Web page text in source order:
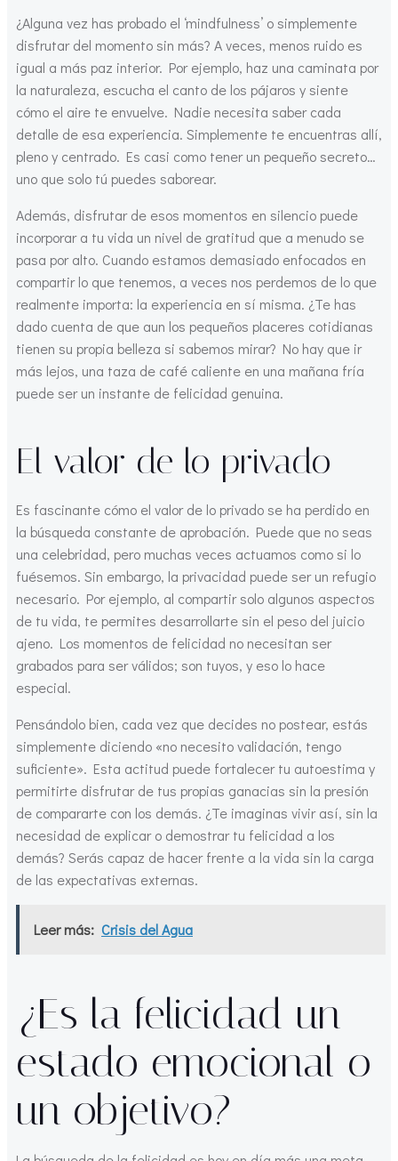
¿Alguna vez has probado el ‘mindfulness’ o simplemente
disfrutar del momento sin más? A veces, menos ruido es
igual a más paz interior. Por ejemplo, haz una caminata por
la naturaleza, escucha el canto de los pájaros y siente
cómo el aire te envuelve. Nadie necesita saber cada
detalle de esa experiencia. Simplemente te encuentras allí,
pleno y centrado. Es casi como tener un pequeño secreto…
uno que solo tú puedes saborear.
Además, disfrutar de esos momentos en silencio puede
incorporar a tu vida un nivel de gratitud que a menudo se
pasa por alto. Cuando estamos demasiado enfocados en
compartir lo que tenemos, a veces nos perdemos de lo que
realmente importa: la experiencia en sí misma. ¿Te has
dado cuenta de que aun los pequeños placeres cotidianas
tienen su propia belleza si sabemos mirar? No hay que ir
más lejos, una taza de café caliente en una mañana fría
puede ser un instante de felicidad genuina.
El valor de lo privado
Es fascinante cómo el valor de lo privado se ha perdido en
la búsqueda constante de aprobación. Puede que no seas
una celebridad, pero muchas veces actuamos como si lo
fuésemos. Sin embargo, la privacidad puede ser un refugio
necesario. Por ejemplo, al compartir solo algunos aspectos
de tu vida, te permites desarrollarte sin el peso del juicio
ajeno. Los momentos de felicidad no necesitan ser
grabados para ser válidos; son tuyos, y eso lo hace
especial.
Pensándolo bien, cada vez que decides no postear, estás
simplemente diciendo «no necesito validación, tengo
suficiente». Esta actitud puede fortalecer tu autoestima y
permitirte disfrutar de tus propias ganacias sin la presión
de compararte con los demás. ¿Te imaginas vivir así, sin la
necesidad de explicar o demostrar tu felicidad a los
demás? Serás capaz de hacer frente a la vida sin la carga
de las expectativas externas.
Leer más: Crisis del Agua
¿Es la felicidad un
estado emocional o
un objetivo?